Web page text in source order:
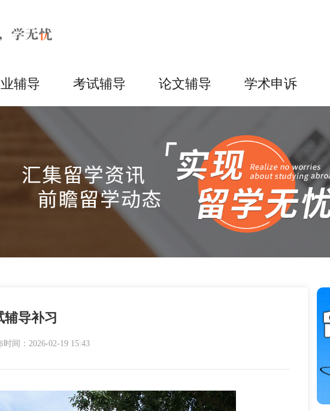
辅导 考试辅导 论文辅导 学术申诉
导补习
时间：2026-02-19 15:43